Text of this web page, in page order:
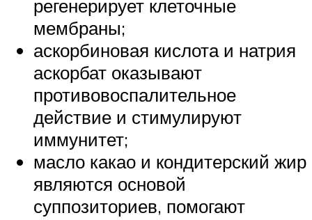
регенерирует клеточные
мембраны;
аскорбиновая кислота и натрия
аскорбат оказывают
противовоспалительное
действие и стимулируют
иммунитет;
масло какао и кондитерский жир
являются основой
суппозиториев, помогают